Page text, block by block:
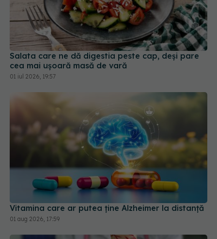
Salata care ne dă digestia peste cap, deși pare
cea mai ușoară masă de vară
01 iul 2026, 19:57
Vitamina care ar putea ține Alzheimer la distanță
01 aug 2026, 17:59